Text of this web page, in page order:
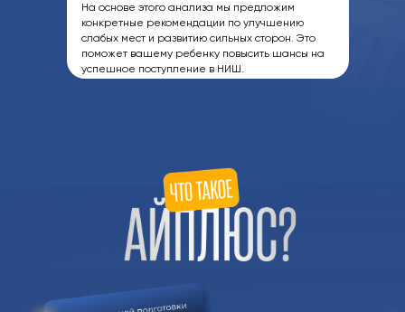
На основе этого анализа мы предложим
конкретные рекомендации по улучшению
слабых мест и развитию сильных сторон. Это
поможет вашему ребенку повысить шансы на
успешное поступление в НИШ.